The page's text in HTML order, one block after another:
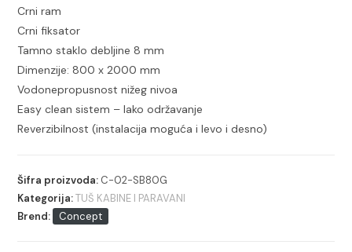
Crni ram
Crni fiksator
Tamno staklo debljine 8 mm
Dimenzije: 800 x 2000 mm
Vodonepropusnost nižeg nivoa
Easy clean sistem – lako održavanje
Reverzibilnost (instalacija moguća i levo i desno)
Šifra proizvoda: C-02-SB80G
Kategorija:TUŠ KABINE I PARAVANI
Brend:
Concept